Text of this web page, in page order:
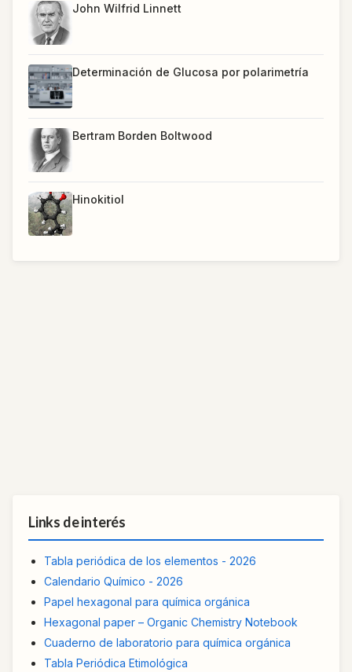
John Wilfrid Linnett
Determinación de Glucosa por polarimetría
Bertram Borden Boltwood
Hinokitiol
Links de interés
Tabla periódica de los elementos - 2026
Calendario Químico - 2026
Papel hexagonal para química orgánica
Hexagonal paper – Organic Chemistry Notebook
Cuaderno de laboratorio para química orgánica
Tabla Periódica Etimológica